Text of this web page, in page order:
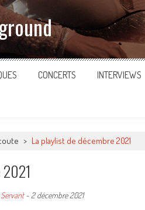
CONCERTS INTERVIEWS
> La playlist de décembre 2021
- 2 décembre 2021